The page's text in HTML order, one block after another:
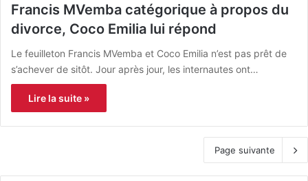
Francis MVemba catégorique à propos du
divorce, Coco Emilia lui répond
Le feuilleton Francis MVemba et Coco Emilia n’est pas prêt de
s’achever de sitôt. Jour après jour, les internautes ont…
Lire la suite »
Page suivante